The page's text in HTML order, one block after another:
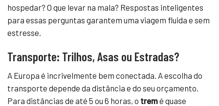
hospedar? O que levar na mala? Respostas inteligentes
para essas perguntas garantem uma viagem fluida e sem
estresse.
Transporte: Trilhos, Asas ou Estradas?
A Europa é incrivelmente bem conectada. A escolha do
transporte depende da distância e do seu orçamento.
Para distâncias de até 5 ou 6 horas, o tremé quase